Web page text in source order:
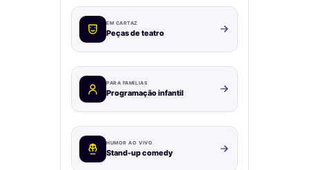
EM CARTAZ
Peças de teatro
PARA FAMÍLIAS
Programação infantil
HUMOR AO VIVO
Stand-up comedy